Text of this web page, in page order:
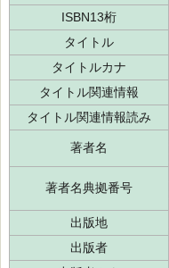
ISBN13桁
タイトル
タイトルカナ
タイトル関連情報
タイトル関連情報読み
著者名
著者名典拠番号
出版地
出版者